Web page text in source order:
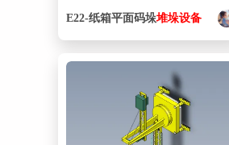
E22-纸箱平面码垛堆垛设备